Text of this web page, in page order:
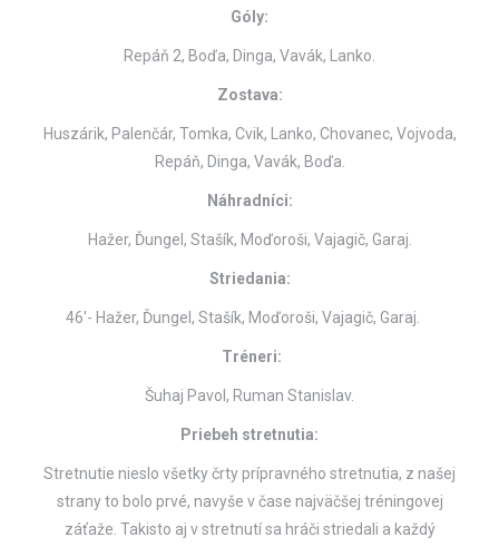
Góly:
Repáň 2, Boďa, Dinga, Vavák, Lanko.
Zostava:
Huszárik, Palenčár, Tomka, Cvik, Lanko, Chovanec, Vojvoda,
Repáň, Dinga, Vavák, Boďa.
Náhradníci:
Hažer, Ďungel, Stašík, Moďoroši, Vajagič, Garaj.
Striedania:
46′- Hažer, Ďungel, Stašík, Moďoroši, Vajagič, Garaj.
Tréneri:
Šuhaj Pavol, Ruman Stanislav.
Priebeh stretnutia:
Stretnutie nieslo všetky črty prípravného stretnutia, z našej
strany to bolo prvé, navyše v čase najväčšej tréningovej
záťaže. Takisto aj v stretnutí sa hráči striedali a každý